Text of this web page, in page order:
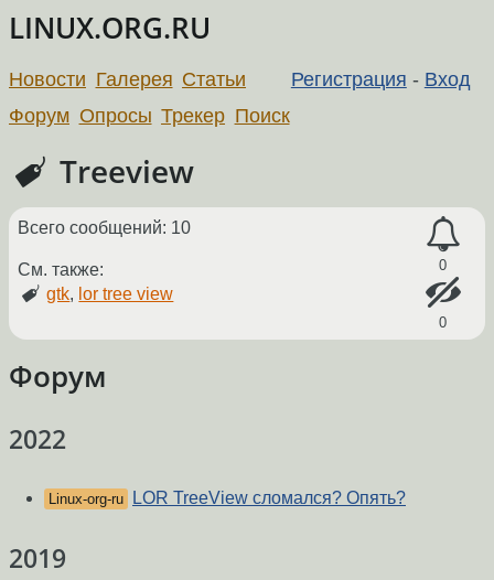
LINUX.ORG.RU
Регистрация - Вход
Новости Галерея Статьи
Форум Опросы Трекер Поиск
Treeview
0
0
Всего сообщений: 10
См. также:
gtk, lor tree view
Форум
2022
Linux-org-ru LOR TreeView сломался? Опять?
2019